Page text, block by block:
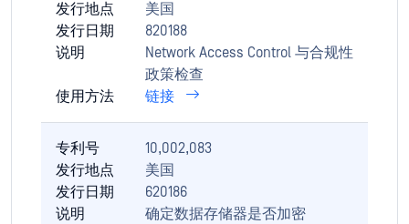
发行地点
美国
发行日期
820188
说明
Network Access Control 与合规性
政策检查
使用方法
链接
专利号
10,002,083
发行地点
美国
发行日期
620186
说明
确定数据存储器是否加密